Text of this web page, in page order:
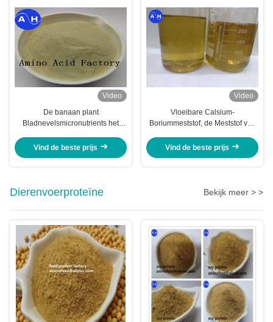
Video
De banaan plant
Bladnevelsmicronutrients het
Calciummagnesium
Vind de beste prijs
Video
Vloeibare Calsium-
Boriummeststof, de Meststof van
Installaties
Vind de beste prijs
Dierenvoerproteïne Bekijk meer > >